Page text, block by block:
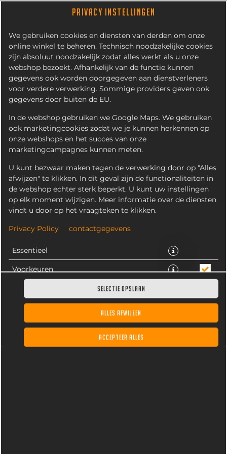
PRIVACY INSTELLINGEN
We gebruiken cookies en diensten van derden om onze
online winkel te beheren. Technisch noodzakelijke cookies
zijn absoluut noodzakelijk zodat alles werkt als u onze
webshop bezoekt. Afhankelijk van de functie kunnen
gegevens ook worden doorgegeven aan dienstverleners
voor verdere verwerking. Sommige providers geven ook
gegevens door buiten de EU.
In de webshop gebruiken we Google Maps. We gebruiken
ook marketingcookies zodat we je kunnen herkennen op
onze webshops en het succes van onze
marketingcampagnes kunnen meten.
U kunt bezwaar maken tegen de verwerking door op "Alles
afwijzen" te klikken. In dit geval zijn de functionaliteiten in
de webshop echter sterk beperkt. U kunt uw instellingen
op elk moment wijzigen. Meer informatie over de diensten
vindt u door op het vraagteken te klikken.
Privacy Policy contactgegevens
Essentieel
Voorkeuren
SELECTIE OPSLAAN
ALLES AFWIJZEN
ACCEPTEER ALLES
HEINEKEN BIER
Heineken bier, gekoeld. Inhoud 33CL